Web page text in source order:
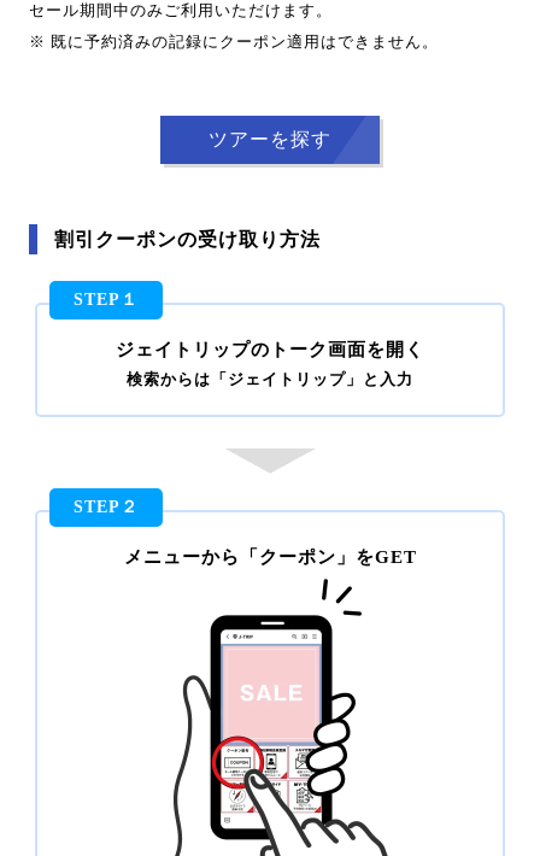
セール期間中のみご利用いただけます。
※ 既に予約済みの記録にクーポン適用はできません。
ツアーを探す
割引クーポンの受け取り方法
STEP１
ジェイトリップのトーク画面を開く
検索からは「ジェイトリップ」と入力
STEP２
メニューから「クーポン」をGET